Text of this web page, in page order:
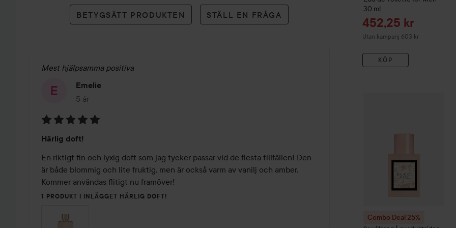
BETYGSÄTT PRODUKTEN STÄLL EN FRÅGA
Mest hjälpsamma positiva
Emelie
5 år
Inlägget skapades 5 år
5
av
5
Härlig doft!
En riktigt fin och lyxig doft som jag tycker passar vid de flesta tillfällen! Den
är både blommig och lite fruktig, men är också varm av vanilj och amber.
Kommer användas flitigt nu framöver!
1 PRODUKT I INLÄGGET HÄRLIG DOFT!
30 ml
Reapris
452,25 kr
Utan kampanj 603 kr
KÖP
Combo Deal 25%